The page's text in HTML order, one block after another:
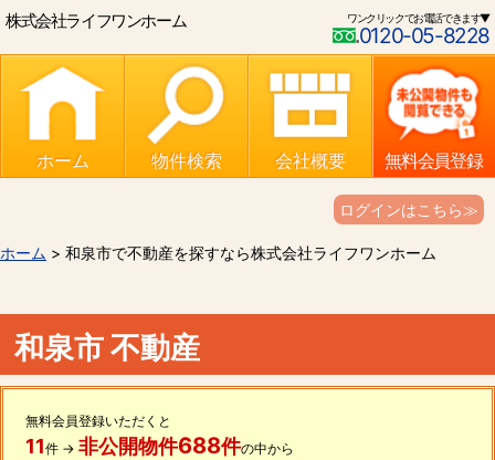
株式会社ライフワンホーム ワンクリックでお電話できます▼
0120-05-8228
ホーム 物件検索 会社概要 無料会員登録
ログインはこちら≫
ホーム > 和泉市で不動産を探すなら株式会社ライフワンホーム
和泉市 不動産
無料会員登録いただくと
11件 → 非公開物件688件の中から